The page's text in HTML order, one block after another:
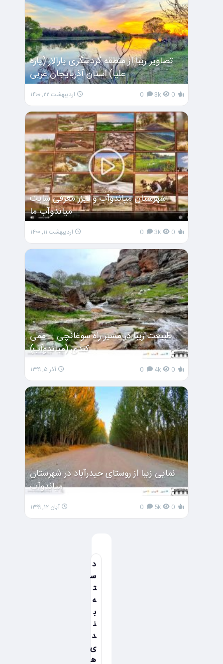
تصاویر زیبا از منطقه گردشگری پارالار (پاره
علیا) استان آذربایجان غربی
3k اردیبهشت ۲۲, ۱۴۰۰
شهرستان میاندوآب و تیزر معرفی سایت
میاندوآب ما
3k اردیبهشت ۱۱, ۱۴۰۰
طبیعت زیبا در مسیر راه سوغانچی – ممی
کندی (میاندوآب)
4k آذر ۵, ۱۳۹۹
نمایی زیبا از روستای حیدرآباد در شهرستان
میاندوآب
5k آبان ۱۲, ۱۳۹۹
د
س
ت
ه
ب
ن
د
ی
ه